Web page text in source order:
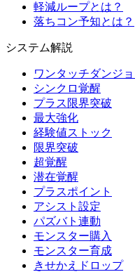
軽減ループとは？
落ちコン予知とは？
システム解説
ワンタッチダンジ
シンクロ覚醒
プラス限界突破
最大強化
経験値ストック
限界突破
超覚醒
潜在覚醒
プラスポイント
アシスト設定
パズバト連動
モンスター購入
モンスター育成
きせかえドロップ